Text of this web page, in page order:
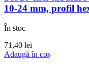
10-24 mm, profil
În stoc
71,40 lei
Adaugă în coș